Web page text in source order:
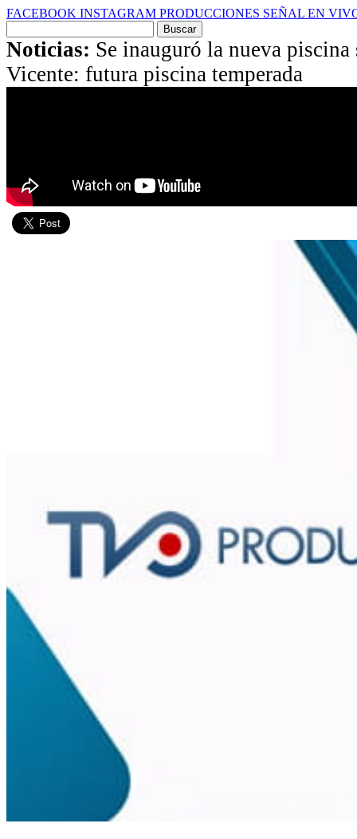
FACEBOOK INSTAGRAM PRODUCCIONES SEÑAL EN
por:
Noticias: Se inauguró la nueva
Vicente: futura piscina temperada